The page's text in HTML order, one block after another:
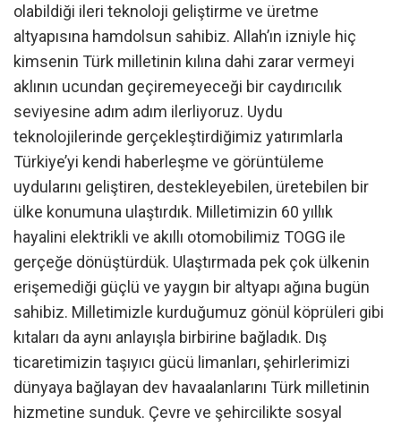
olabildiği ileri teknoloji geliştirme ve üretme
altyapısına hamdolsun sahibiz. Allah’ın izniyle hiç
kimsenin Türk milletinin kılına dahi zarar vermeyi
aklının ucundan geçiremeyeceği bir caydırıcılık
seviyesine adım adım ilerliyoruz. Uydu
teknolojilerinde gerçekleştirdiğimiz yatırımlarla
Türkiye’yi kendi haberleşme ve görüntüleme
uydularını geliştiren, destekleyebilen, üretebilen bir
ülke konumuna ulaştırdık. Milletimizin 60 yıllık
hayalini elektrikli ve akıllı otomobilimiz TOGG ile
gerçeğe dönüştürdük. Ulaştırmada pek çok ülkenin
erişemediği güçlü ve yaygın bir altyapı ağına bugün
sahibiz. Milletimizle kurduğumuz gönül köprüleri gibi
kıtaları da aynı anlayışla birbirine bağladık. Dış
ticaretimizin taşıyıcı gücü limanları, şehirlerimizi
dünyaya bağlayan dev havaalanlarını Türk milletinin
hizmetine sunduk. Çevre ve şehircilikte sosyal